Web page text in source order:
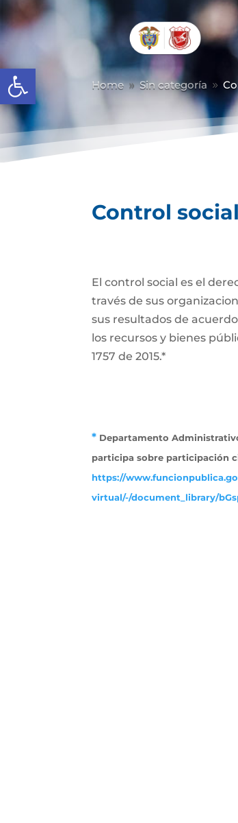
Abrir barra de herramientas
Home 9 Sin categoría 9
Control social
El control social es el
través de sus
sus resultados de
los recursos y bienes
1757 de 2015.*
* Departamento
participa sobre participación
https://
virtual/-/document_library/